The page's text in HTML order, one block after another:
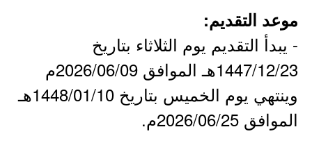
موعد التقديم:
- يبدأ التقديم يوم الثلاثاء بتاريخ
1447/12/23هـ الموافق 2026/06/09م
وينتهي يوم الخميس بتاريخ 1448/01/10هـ
الموافق 2026/06/25م.